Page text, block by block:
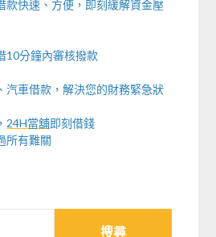
款快速、方便，即刻緩解資金壓
10分鐘內審核撥款
、汽車借款，解決您的財務緊急狀
， 24H當舖即刻借錢
所有難關